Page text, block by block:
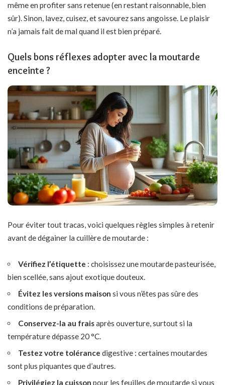
même en profiter sans retenue (en restant raisonnable, bien
sûr). Sinon, lavez, cuisez, et savourez sans angoisse. Le plaisir
n’a jamais fait de mal quand il est bien préparé.
Quels bons réflexes adopter avec la moutarde
enceinte ?
Pour éviter tout tracas, voici quelques règles simples à retenir
avant de dégainer la cuillère de moutarde :
Vérifiez l’étiquette : choisissez une moutarde pasteurisée,
bien scellée, sans ajout exotique douteux.
Évitez les versions maison si vous n’êtes pas sûre des
conditions de préparation.
Conservez-la au fraisaprès ouverture, surtout si la
température dépasse 20 °C.
Testez votre tolérance digestive : certaines moutardes
sont plus piquantes que d’autres.
Privilégiez la cuisson pour les feuilles de moutarde si vous